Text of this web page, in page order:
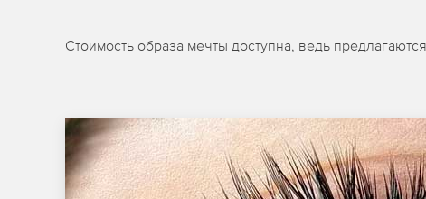
Стоимость образа мечты доступна, ведь